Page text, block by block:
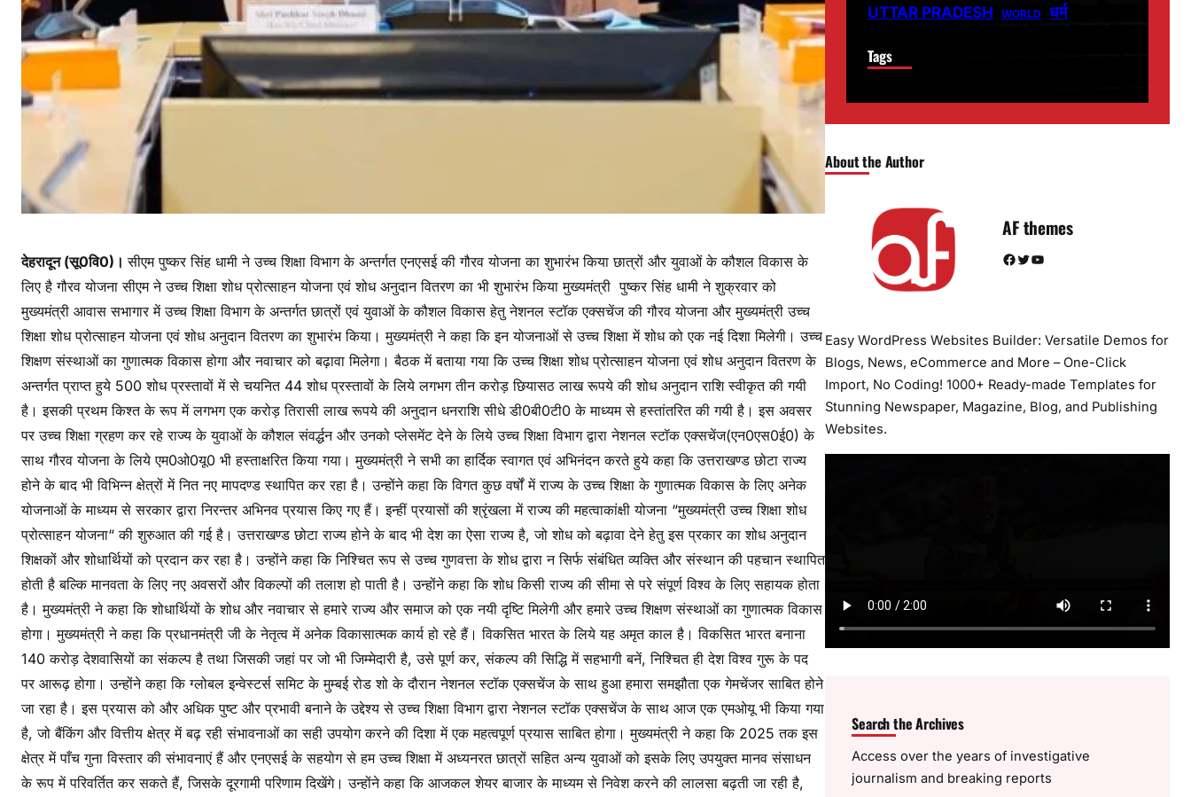
देहरादून (सू0वि0)।सीएम पुष्कर सिंह धामी ने उच्च शिक्षा विभाग के अन्तर्गत एनएसई की गौरव योजना का शुभारंभ किया छात्रों और युवाओं के कौशल विकास के
लिए है गौरव योजना सीएम ने उच्च शिक्षा शोध प्रोत्साहन योजना एवं शोध अनुदान वितरण का भी शुभारंभ किया मुख्यमंत्री पुष्कर सिंह धामी ने शुक्रवार को
मुख्यमंत्री आवास सभागार में उच्च शिक्षा विभाग के अन्तर्गत छात्रों एवं युवाओं के कौशल विकास हेतु नेशनल स्टॉक एक्सचेंज की गौरव योजना और मुख्यमंत्री उच्च
शिक्षा शोध प्रोत्साहन योजना एवं शोध अनुदान वितरण का शुभारंभ किया। मुख्यमंत्री ने कहा कि इन योजनाओं से उच्च शिक्षा में शोध को एक नई दिशा मिलेगी। उच्च
शिक्षण संस्थाओं का गुणात्मक विकास होगा और नवाचार को बढ़ावा मिलेगा। बैठक में बताया गया कि उच्च शिक्षा शोध प्रोत्साहन योजना एवं शोध अनुदान वितरण के
अन्तर्गत प्राप्त हुये 500 शोध प्रस्तावों में से चयनित 44 शोध प्रस्तावों के लिये लगभग तीन करोड़ छियासठ लाख रूपये की शोध अनुदान राशि स्वीकृत की गयी
है। इसकी प्रथम किश्त के रूप में लगभग एक करोड़ तिरासी लाख रूपये की अनुदान धनराशि सीधे डी0बी0टी0 के माध्यम से हस्तांतरित की गयी है। इस अवसर
पर उच्च शिक्षा ग्रहण कर रहे राज्य के युवाओं के कौशल संवर्द्धन और उनको प्लेसमेंट देने के लिये उच्च शिक्षा विभाग द्वारा नेशनल स्टॉक एक्सचेंज(एन0एस0ई0) के
साथ गौरव योजना के लिये एम0ओ0यू0 भी हस्ताक्षरित किया गया। मुख्यमंत्री ने सभी का हार्दिक स्वागत एवं अभिनंदन करते हुये कहा कि उत्तराखण्ड छोटा राज्य
होने के बाद भी विभिन्न क्षेत्रों में नित नए मापदण्ड स्थापित कर रहा है। उन्होंने कहा कि विगत कुछ वर्षों में राज्य के उच्च शिक्षा के गुणात्मक विकास के लिए अनेक
योजनाओं के माध्यम से सरकार द्वारा निरन्तर अभिनव प्रयास किए गए हैं। इन्हीं प्रयासों की श्रृंखला में राज्य की महत्वाकांक्षी योजना “मुख्यमंत्री उच्च शिक्षा शोध
प्रोत्साहन योजना“ की शुरुआत की गई है। उत्तराखण्ड छोटा राज्य होने के बाद भी देश का ऐसा राज्य है, जो शोध को बढ़ावा देने हेतु इस प्रकार का शोध अनुदान
शिक्षकों और शोधार्थियों को प्रदान कर रहा है। उन्होंने कहा कि निश्चित रूप से उच्च गुणवत्ता के शोध द्वारा न सिर्फ संबंधित व्यक्ति और संस्थान की पहचान स्थापित
होती है बल्कि मानवता के लिए नए अवसरों और विकल्पों की तलाश हो पाती है। उन्होंने कहा कि शोध किसी राज्य की सीमा से परे संपूर्ण विश्व के लिए सहायक होता
है। मुख्यमंत्री ने कहा कि शोधार्थियों के शोध और नवाचार से हमारे राज्य और समाज को एक नयी दृष्टि मिलेगी और हमारे उच्च शिक्षण संस्थाओं का गुणात्मक विकास
होगा। मुख्यमंत्री ने कहा कि प्रधानमंत्री जी के नेतृत्व में अनेक विकासात्मक कार्य हो रहे हैं। विकसित भारत के लिये यह अमृत काल है। विकसित भारत बनाना
140 करोड़ देशवासियों का संकल्प है तथा जिसकी जहां पर जो भी जिम्मेदारी है, उसे पूर्ण कर, संकल्प की सिद्धि में सहभागी बनें, निश्चित ही देश विश्व गुरू के पद
पर आरूढ़ होगा। उन्होंने कहा कि ग्लोबल इन्वेस्टर्स समिट के मुम्बई रोड शो के दौरान नेशनल स्टॉक एक्सचेंज के साथ हुआ हमारा समझौता एक गेमचेंजर साबित होने
जा रहा है। इस प्रयास को और अधिक पुष्ट और प्रभावी बनाने के उद्देश्य से उच्च शिक्षा विभाग द्वारा नेशनल स्टॉक एक्सचेंज के साथ आज एक एमओयू भी किया गया
है, जो बैंकिंग और वित्तीय क्षेत्र में बढ़ रही संभावनाओं का सही उपयोग करने की दिशा में एक महत्वपूर्ण प्रयास साबित होगा। मुख्यमंत्री ने कहा कि 2025 तक इस
क्षेत्र में पाँच गुना विस्तार की संभावनाएं हैं और एनएसई के सहयोग से हम उच्च शिक्षा में अध्यनरत छात्रों सहित अन्य युवाओं को इसके लिए उपयुक्त मानव संसाधन
के रूप में परिवर्तित कर सकते हैं, जिसके दूरगामी परिणाम दिखेंगे। उन्होंने कहा कि आजकल शेयर बाजार के माध्यम से निवेश करने की लालसा बढ़ती जा रही है,
UTTAR PRADESH WORLD धर्म
Tags
About the Author
AF themes
Facebook Twitter YouTube
Easy WordPress Websites Builder: Versatile Demos for
Blogs, News, eCommerce and More – One-Click
Import, No Coding! 1000+ Ready-made Templates for
Stunning Newspaper, Magazine, Blog, and Publishing
Websites.
Search the Archives
Access over the years of investigative
journalism and breaking reports